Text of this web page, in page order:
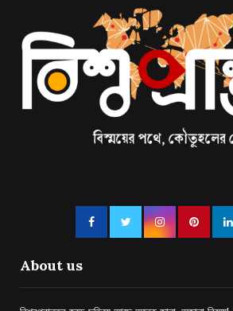
About us